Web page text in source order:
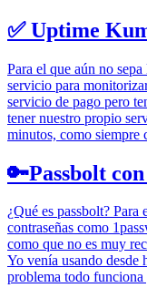
✅ Uptime
Para el que aún no
servicio para
servicio de pago pero
tener nuestro propio
minutos, como siempre
🔑Passbolt
¿Qué es passbolt? Para
contraseñas como
como que no es muy
Yo venía usando desde
problema todo funciona